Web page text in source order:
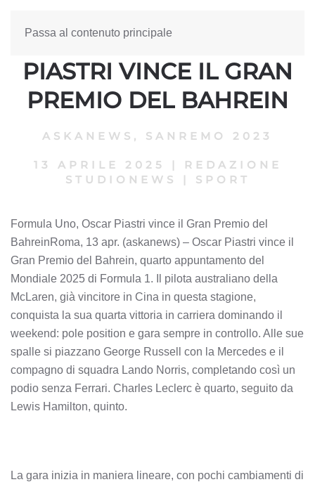
Passa al contenuto principale
FORMULA UNO, OSCAR
PIASTRI VINCE IL GRAN
PREMIO DEL BAHREIN
ASKANEWS , SANREMO 2023
13 APRILE 2025 |
REDAZIONE
STUDIONEWS
| SPORT
Formula Uno, Oscar Piastri vince il Gran Premio del
BahreinRoma, 13 apr. (askanews) – Oscar Piastri vince il
Gran Premio del Bahrein, quarto appuntamento del
Mondiale 2025 di Formula 1. Il pilota australiano della
McLaren, già vincitore in Cina in questa stagione,
conquista la sua quarta vittoria in carriera dominando il
weekend: pole position e gara sempre in controllo. Alle sue
spalle si piazzano George Russell con la Mercedes e il
compagno di squadra Lando Norris, completando così un
podio senza Ferrari. Charles Leclerc è quarto, seguito da
Lewis Hamilton, quinto.
La gara inizia in maniera lineare, con pochi cambiamenti di